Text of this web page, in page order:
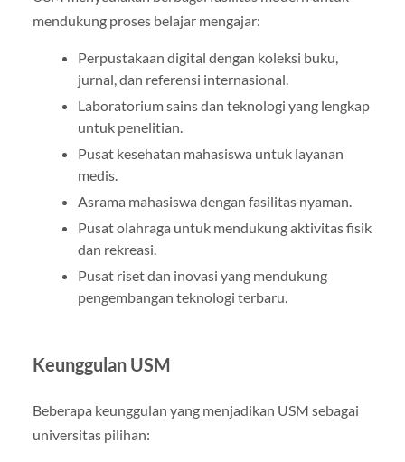
mendukung proses belajar mengajar:
Perpustakaan digital dengan koleksi buku,
jurnal, dan referensi internasional.
Laboratorium sains dan teknologi yang lengkap
untuk penelitian.
Pusat kesehatan mahasiswa untuk layanan
medis.
Asrama mahasiswa dengan fasilitas nyaman.
Pusat olahraga untuk mendukung aktivitas fisik
dan rekreasi.
Pusat riset dan inovasi yang mendukung
pengembangan teknologi terbaru.
Keunggulan USM
Beberapa keunggulan yang menjadikan USM sebagai
universitas pilihan: